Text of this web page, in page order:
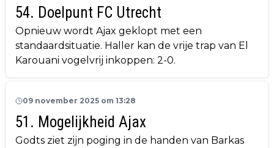
54. Doelpunt FC Utrecht
Opnieuw wordt Ajax geklopt met een
standaardsituatie. Haller kan de vrije trap van El
Karouani vogelvrij inkoppen: 2-0.
09 november 2025 om 13:28
51. Mogelijkheid Ajax
Godts ziet zijn poging in de handen van Barkas